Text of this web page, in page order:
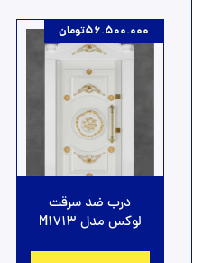
درب ضد سرقت
لوکس مدل M1713
56.500.000تومان